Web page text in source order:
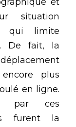
situation
qui limite
De fait, la
plus
en ligne.
par ces
furent la